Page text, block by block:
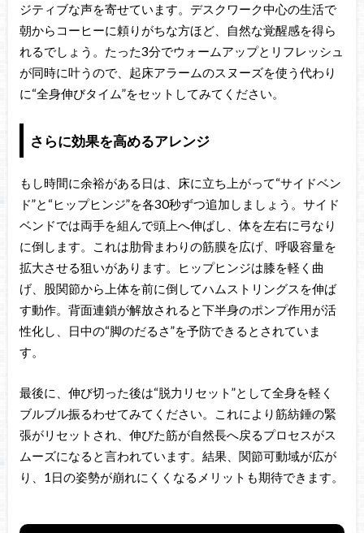
ジティブな声を寄せています。デスクワーク中心の生活で
朝からコーヒーに頼りがちな方ほど、自然な覚醒感を得ら
れるでしょう。たった3分でウォームアップとリフレッシュ
が同時に叶うので、起床アラームのスヌーズを使う代わり
に“全身伸びタイム”をセットしてみてください。
さらに効果を高めるアレンジ
もし時間に余裕がある日は、床に立ち上がって“サイドベン
ド”と“ヒップヒンジ”を各30秒ずつ追加しましょう。サイド
ベンドでは両手を組んで頭上へ伸ばし、体を左右に弓なり
に倒します。これは肋骨まわりの筋膜を広げ、呼吸容量を
拡大させる狙いがあります。ヒップヒンジは膝を軽く曲
げ、股関節から上体を前に倒してハムストリングスを伸ば
す動作。背面連鎖が解放されると下半身のポンプ作用が活
性化し、日中の“脚のだるさ”を予防できるとされていま
す。
最後に、伸び切った後は“脱力リセット”として全身を軽く
ブルブル振るわせてみてください。これにより筋紡錘の緊
張がリセットされ、伸びた筋が自然長へ戻るプロセスがス
ムーズになると言われています。結果、関節可動域が広が
り、1日の姿勢が崩れにくくなるメリットも期待できます。